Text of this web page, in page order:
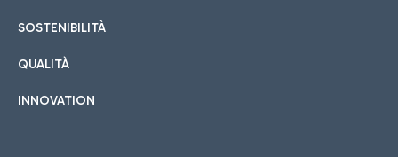
SOSTENIBILITÀ
QUALITÀ
INNOVATION